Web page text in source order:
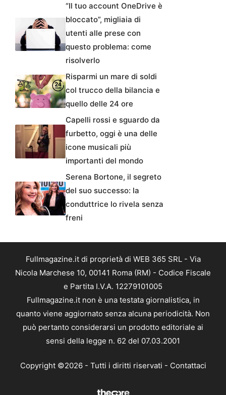
“Il tuo account OneDrive è
bloccato”, migliaia di
utenti alle prese con
questo problema: come
risolverlo
Risparmi un mare di soldi
col trucco della bilancia e
quello delle 24 ore
Capelli rossi e sguardo da
furbetto, oggi è una delle
icone musicali più
importanti del mondo
Serena Bortone, il segreto
del suo successo: la
conduttrice lo rivela senza
freni
Fullmagazine.it di proprietà di WEB 365 SRL - Via
Nicola Marchese 10, 00141 Roma (RM) - Codice Fiscale
e Partita I.V.A. 12279101005
Fullmagazine.it non è una testata giornalistica, in
quanto viene aggiornato senza alcuna periodicità. Non
può pertanto considerarsi un prodotto editoriale ai
sensi della legge n. 62 del 07.03.2001
Copyright ©2026 - Tutti i diritti riservati - Contattaci